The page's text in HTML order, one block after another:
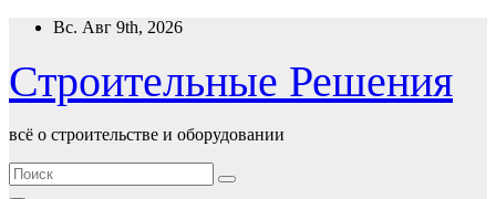
Перейти
содержимому
Вс. Авг 9th, 2026
Строительные Решения
всё о строительстве и оборудовании